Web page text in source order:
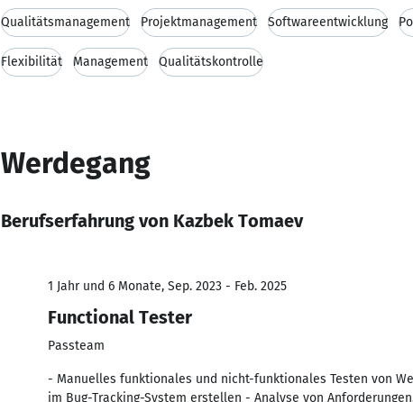
Qualitätsmanagement Projektmanagement Softwareentwicklung
Flexibilität Management Qualitätskontrolle
Werdegang
Berufserfahrung von Kazbek Tomaev
1 Jahr und 6 Monate, Sep. 2023 - Feb. 2025
Functional Tester
Passteam
- Manuelles funktionales und nicht-funktionales Testen von
im Bug-Tracking-System erstellen - Analyse von